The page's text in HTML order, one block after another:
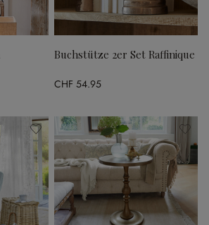
Buchstütze 2er Set Raffinique
CHF 54.95